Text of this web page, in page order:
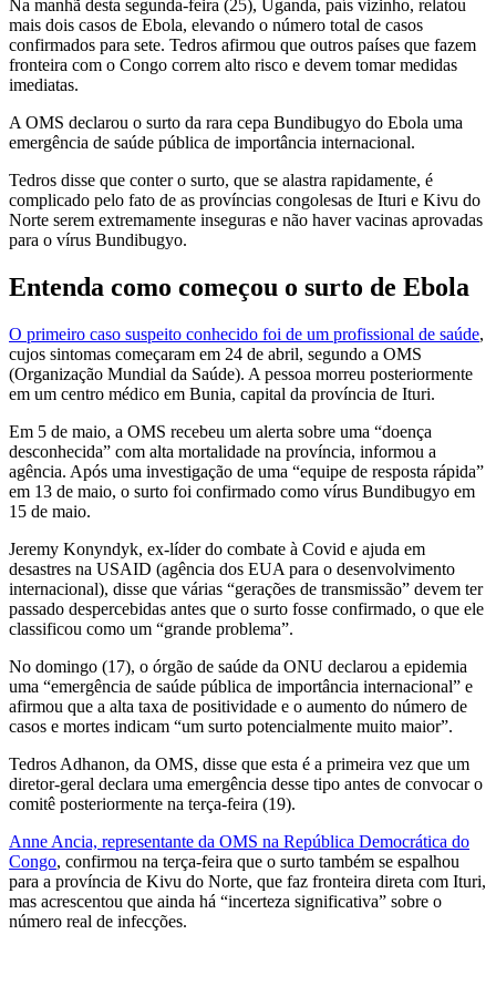
Na manhã desta segunda-feira (25), Uganda, país vizinho, relatou
mais dois casos de Ebola, elevando o número total de casos
confirmados para sete. Tedros afirmou que outros países que fazem
fronteira com o Congo correm alto risco e devem tomar medidas
imediatas.
A OMS declarou o surto da rara cepa Bundibugyo do Ebola uma
emergência de saúde pública de importância internacional.
Tedros disse que conter o surto, que se alastra rapidamente, é
complicado pelo fato de as províncias congolesas de Ituri e Kivu do
Norte serem extremamente inseguras e não haver vacinas aprovadas
para o vírus Bundibugyo.
Entenda como começou o surto de Ebola
O primeiro caso suspeito conhecido foi de um profissional de saúde,
cujos sintomas começaram em 24 de abril, segundo a OMS
(Organização Mundial da Saúde). A pessoa morreu posteriormente
em um centro médico em Bunia, capital da província de Ituri.
Em 5 de maio, a OMS recebeu um alerta sobre uma “doença
desconhecida” com alta mortalidade na província, informou a
agência. Após uma investigação de uma “equipe de resposta rápida”
em 13 de maio, o surto foi confirmado como vírus Bundibugyo em
15 de maio.
Jeremy Konyndyk, ex-líder do combate à Covid e ajuda em
desastres na USAID (agência dos EUA para o desenvolvimento
internacional), disse que várias “gerações de transmissão” devem ter
passado despercebidas antes que o surto fosse confirmado, o que ele
classificou como um “grande problema”.
No domingo (17), o órgão de saúde da ONU declarou a epidemia
uma “emergência de saúde pública de importância internacional” e
afirmou que a alta taxa de positividade e o aumento do número de
casos e mortes indicam “um surto potencialmente muito maior”.
Tedros Adhanon, da OMS, disse que esta é a primeira vez que um
diretor-geral declara uma emergência desse tipo antes de convocar o
comitê posteriormente na terça-feira (19).
Anne Ancia, representante da OMS na República Democrática do
Congo, confirmou na terça-feira que o surto também se espalhou
para a província de Kivu do Norte, que faz fronteira direta com Ituri,
mas acrescentou que ainda há “incerteza significativa” sobre o
número real de infecções.